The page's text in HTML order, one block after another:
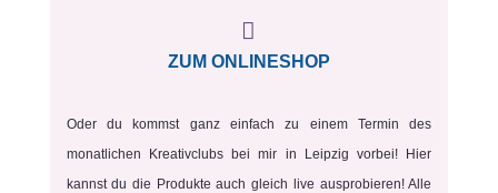

ZUM ONLINESHOP
Oder du kommst ganz einfach zu einem Termin des
monatlichen Kreativclubs bei mir in Leipzig vorbei! Hier
kannst du die Produkte auch gleich live ausprobieren! Alle